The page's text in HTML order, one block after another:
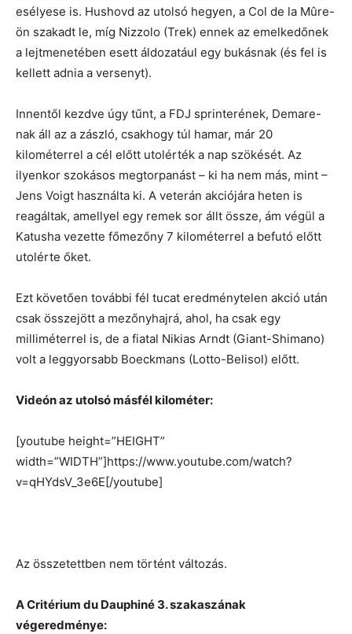
esélyese is. Hushovd az utolsó hegyen, a Col de la Mûre-
ön szakadt le, míg Nizzolo (Trek) ennek az emelkedőnek
a lejtmenetében esett áldozatául egy bukásnak (és fel is
kellett adnia a versenyt).
Innentől kezdve úgy tűnt, a FDJ sprinterének, Demare-
nak áll az a zászló, csakhogy túl hamar, már 20
kilométerrel a cél előtt utolérték a nap szökését. Az
ilyenkor szokásos megtorpanást – ki ha nem más, mint –
Jens Voigt használta ki. A veterán akciójára heten is
reagáltak, amellyel egy remek sor állt össze, ám végül a
Katusha vezette főmezőny 7 kilométerrel a befutó előtt
utolérte őket.
Ezt követően további fél tucat eredménytelen akció után
csak összejött a mezőnyhajrá, ahol, ha csak egy
milliméterrel is, de a fiatal Nikias Arndt (Giant-Shimano)
volt a leggyorsabb Boeckmans (Lotto-Belisol) előtt.
Videón az utolsó másfél kilométer:
[youtube height=”HEIGHT”
width=”WIDTH”]https://www.youtube.com/watch?
v=qHYdsV_3e6E[/youtube]
Az összetettben nem történt változás.
A Critérium du Dauphiné 3. szakaszának
végeredménye: